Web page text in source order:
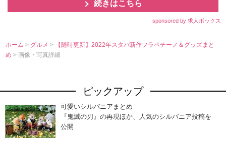
続きはこちら
sponsored by 求人ボックス
ホーム > グルメ>
【随時更新】2022年スタバ新作フラペチーノ＆グッズまと
め> 画像・写真詳細
ピックアップ
可愛いシルバニアまとめ
『鬼滅の刃』の再現ほか、人気のシルバニア投稿を
公開